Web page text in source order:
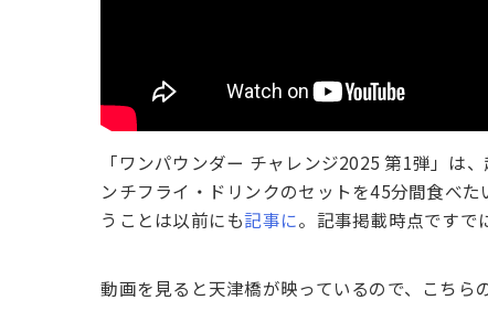
「ワンパウンダー チャレンジ2025 第1弾」は
ンチフライ・ドリンクのセットを45分間食べ
うことは以前にも記事に。記事掲載時点ですで
動画を見ると天津橋が映っているので、こちら